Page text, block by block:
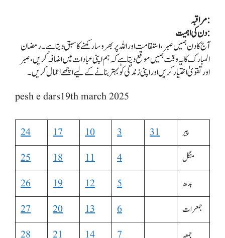
مراقبہ:
دن کی اہمیت:
آج کا دن ہمیں صبر، استقامت اور اللہ پر بھروسا رکھنے کا سبق دیتا ہے۔ رمضان
المبارک کا یہ وقت ہمیں موقع دیتا ہے کہ ہم اپنی عبادات میں اضافہ کریں، صبر
اور تقویٰ اختیار کریں اور اپنی زندگی کو بہتر بنانے کے لیے اچھے اعمال کریں۔
pesh e dars19th march 2025
24 17 10 3 31
پیر
25
18 11 4
منگل
26
19 12 5
بدھ
27
20 13 6
جمعرات
28
21 14 7
جمعہ